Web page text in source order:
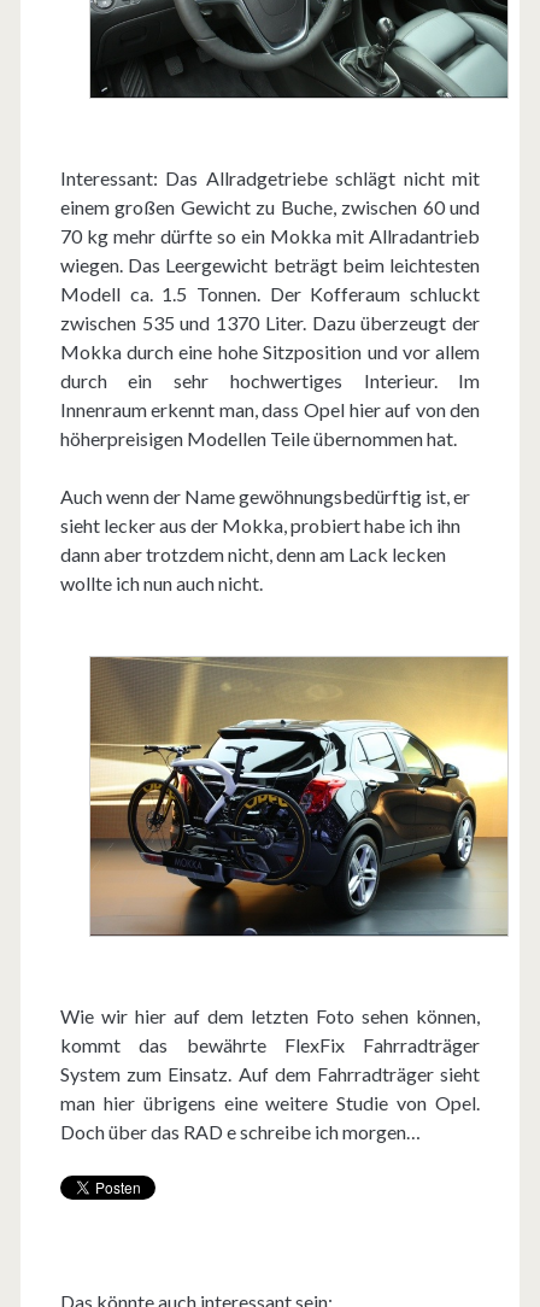
Interessant: Das Allradgetriebe schlägt nicht mit
einem großen Gewicht zu Buche, zwischen 60 und
70 kg mehr dürfte so ein Mokka mit Allradantrieb
wiegen. Das Leergewicht beträgt beim leichtesten
Modell ca. 1.5 Tonnen. Der Kofferaum schluckt
zwischen 535 und 1370 Liter. Dazu überzeugt der
Mokka durch eine hohe Sitzposition und vor allem
durch ein sehr hochwertiges Interieur. Im
Innenraum erkennt man, dass Opel hier auf von den
höherpreisigen Modellen Teile übernommen hat.
Auch wenn der Name gewöhnungsbedürftig ist, er
sieht lecker aus der Mokka, probiert habe ich ihn
dann aber trotzdem nicht, denn am Lack lecken
wollte ich nun auch nicht.
Wie wir hier auf dem letzten Foto sehen können,
kommt das bewährte FlexFix Fahrradträger
System zum Einsatz. Auf dem Fahrradträger sieht
man hier übrigens eine weitere Studie von Opel.
Doch über das RAD e schreibe ich morgen…
Das könnte auch interessant sein: